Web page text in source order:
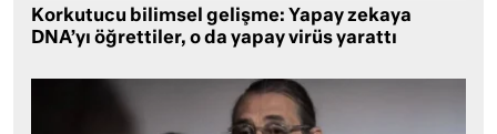
Korkutucu bilimsel gelişme: Yapay zekaya
DNA’yı öğrettiler, o da yapay virüs yarattı